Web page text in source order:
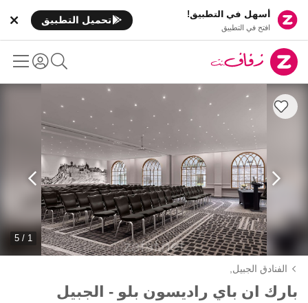
أسهل في التطبيق!
افتح في التطبيق
تحميل التطبيق
1 / 5
الفنادق الجبيل,
بارك ان باي راديسون بلو - الجبيل